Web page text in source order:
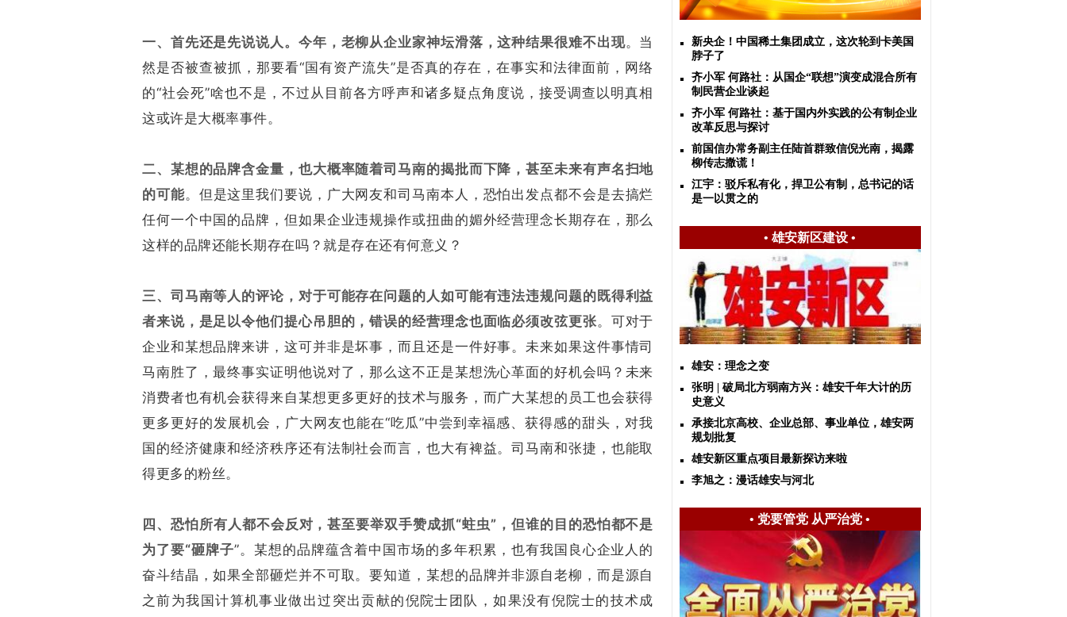
一、首先还是先说说人。 今年，老柳从企业家神坛滑落，这种结果很难不出现。当
然是否被查被抓，那要看“国有资产流失”是否真的存在，在事实和法律面前，网络
的“社会死”啥也不是，不过从目前各方呼声和诸多疑点角度说，接受调查以明真相
这或许是大概率事件。
二、某想的品牌含金量，也大概率随着司马南的揭批而下降，甚至未来有声名扫地
的可能。但是这里我们要说，广大网友和司马南本人，恐怕出发点都不会是去搞烂
任何一个中国的品牌，但如果企业违规操作或扭曲的媚外经营理念长期存在，那么
这样的品牌还能长期存在吗？就是存在还有何意义？
三、司马南等人的评论，对于可能存在问题的人如可能有违法违规问题的既得利益
者来说，是足以令他们提心吊胆的，错误的经营理念也面临必须改弦更张。可对于
企业和某想品牌来讲，这可并非是坏事，而且还是一件好事。未来如果这件事情司
马南胜了，最终事实证明他说对了，那么这不正是某想洗心革面的好机会吗？未来
消费者也有机会获得来自某想更多更好的技术与服务，而广大某想的员工也会获得
更多更好的发展机会，广大网友也能在“吃瓜”中尝到幸福感、获得感的甜头，对我
国的经济健康和经济秩序还有法制社会而言，也大有裨益。司马南和张捷，也能取
得更多的粉丝。
四、恐怕所有人都不会反对，甚至要举双手赞成抓“蛀虫”，但谁的目的恐怕都不是
为了要“砸牌子”。某想的品牌蕴含着中国市场的多年积累，也有我国良心企业人的
奋斗结晶，如果全部砸烂并不可取。要知道，某想的品牌并非源自老柳，而是源自
之前为我国计算机事业做出过突出贡献的倪院士团队，如果没有倪院士的技术成
新央企！中国稀土集团成立，这次轮到卡美国
脖子了
齐小军 何路社：从国企“联想”演变成混合所有
制民营企业谈起
齐小军 何路社：基于国内外实践的公有制企业
改革反思与探讨
前国信办常务副主任陆首群致信倪光南，揭露
柳传志撒谎！
江宇：驳斥私有化，捍卫公有制，总书记的话
是一以贯之的
• 雄安新区建设•
雄安：理念之变
张明 | 破局北方弱南方兴：雄安千年大计的历
史意义
承接北京高校、企业总部、事业单位，雄安两
规划批复
雄安新区重点项目最新探访来啦
李旭之：漫话雄安与河北
• 党要管党 从严治党•